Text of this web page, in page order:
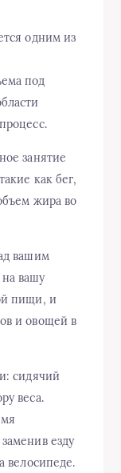
одним из
под
занятие
как бег,
жира во
вашим
вашу
пищи, и
и овощей в
сидячий
веса.
езду
велосипеде.